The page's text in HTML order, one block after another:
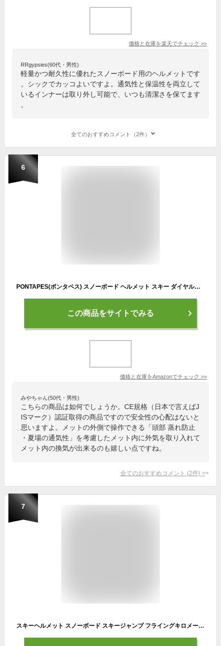
価格と在庫を楽天でチェック >>
RRgypsies(60代・男性)
軽量かつ耐久性に優れたスノーボード用のヘルメットです
。シックでカッコよいですよ。通気性と保温性を両立して
いるインナーは取り外し可能で、いつも清潔さを保てます
。
全てのおすすめコメント（2件）
6
PONTAPES(ポンタペス) スノーボード ヘルメット スキー ダイヤルサイズ調節可 CE規格/EN1077認証取得 メンズ レディース 大人用 PONH-1982 ブラック×ブラック M（54-57cm） プロテクター スノボ スノボー ボード メンズ レディース 大人用 庇付き スキー用 スノーボード用 グラトリ ブラック 黒色
この商品をサイトでみる
価格と在庫をAmazonでチェック >>
みやちゃん(50代・男性)
こちらの商品は如何でしょうか。CE規格（日本で言えばJ
ISマーク）認証取得の商品ですので安全性の心配はないと
思いますよ。メットの外側で操作できる「頭部 蒸れ防止
・夏場の通気性」を考慮したメット内に外気を取り入れて
メット内の換気が出来るのも嬉しい点ですね。
全てのおすすめコメント (2件) >
7
スキーヘルメット スノーボード スキージャンプ フライングキロメーターア ウトドアスポーツヘルメット男女兼用 ブラック